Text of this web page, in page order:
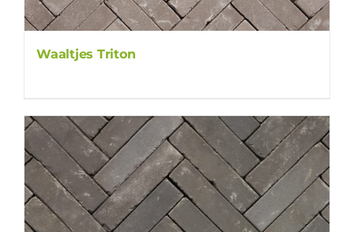
Waaltjes Triton